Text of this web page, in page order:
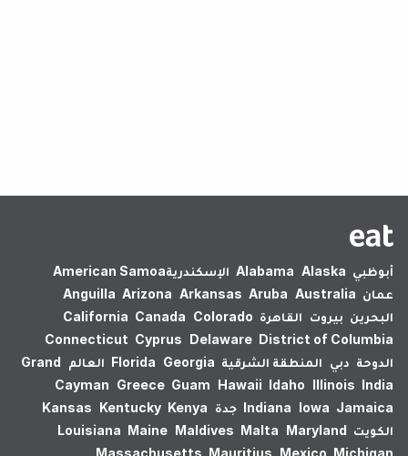
أبوظبي Alabama Alaska الإسكندرية‎American Samoa
عمان
Anguilla Arizona Arkansas Aruba Australia
البحرين بيروت القاهرة California Canada Colorado
Connecticut Cyprus Delaware District of Columbia
الدوحة دبي المنطقة الشرقية Florida Georgia العالم
Grand
Cayman Greece Guam Hawaii Idaho Illinois India
Indiana Iowa Jamaica جدة Kansas Kentucky Kenya
الكويت
Louisiana Maine Maldives Malta Maryland